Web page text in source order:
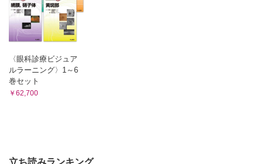
〈眼科診療ビジュア
ルラーニング〉1～6
巻セット
￥62,700
立ち読みランキング